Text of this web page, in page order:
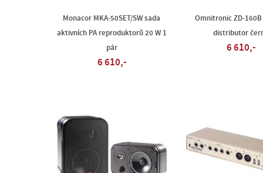
Monacor MKA-50SET/SW sada
aktivních PA reproduktorů 20 W 1
pár
6 610,-
Omnitronic ZD-160B
distributor
6 610,-